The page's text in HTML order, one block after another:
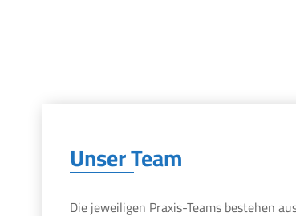
Unser Team
Die jeweiligen Praxis-Teams bestehen